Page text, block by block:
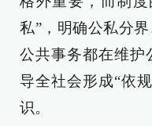
私”，明确公私分
公共事务都在维护
导全社会形成“依
识。